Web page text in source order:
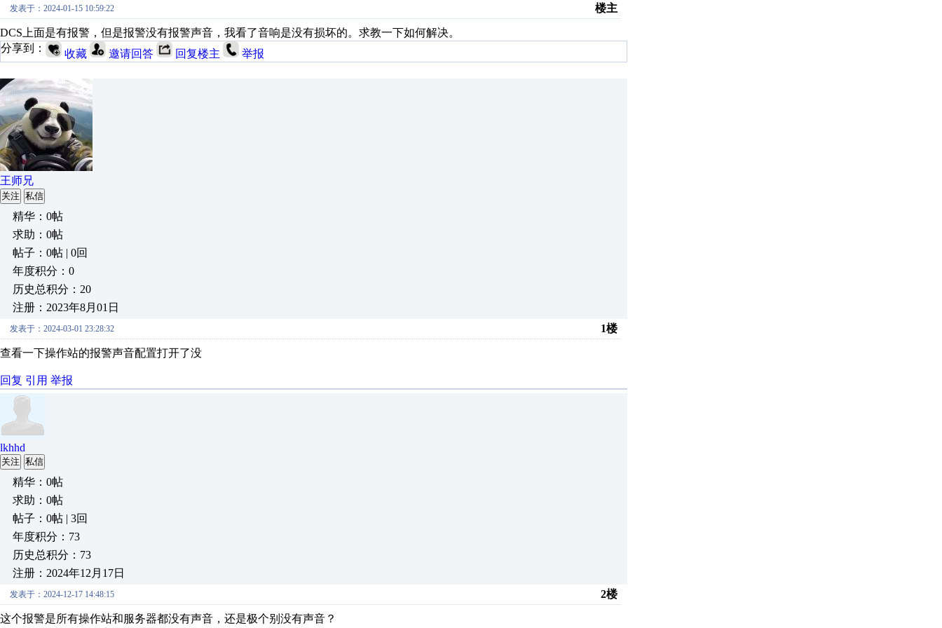
发表于：2024-01-15 10:59:22 楼主
DCS上面是有报警，但是报警没有报警声音，我看了音响是没有损坏的。求教一下如何解决。
分享到：
收藏 邀请回答 回复楼主 举报
王师兄
关注 私信
精华：0帖
求助：0帖
帖子：0帖 | 0回
年度积分：0
历史总积分：20
注册：2023年8月01日
发表于：2024-03-01 23:28:32 1楼
查看一下操作站的报警声音配置打开了没
回复 引用 举报
lkhhd
关注 私信
精华：0帖
求助：0帖
帖子：0帖 | 3回
年度积分：73
历史总积分：73
注册：2024年12月17日
发表于：2024-12-17 14:48:15 2楼
这个报警是所有操作站和服务器都没有声音，还是极个别没有声音？